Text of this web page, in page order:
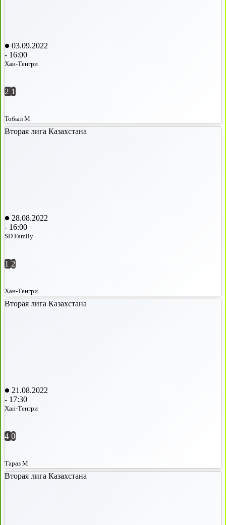
03.09.2022
- 16:00
Хан-Тенгри
2 1
Тобыл М
Вторая лига Казахстана
28.08.2022
- 16:00
SD Family
1 2
Хан-Тенгри
Вторая лига Казахстана
21.08.2022
- 17:30
Хан-Тенгри
4 0
Тараз М
Вторая лига Казахстана